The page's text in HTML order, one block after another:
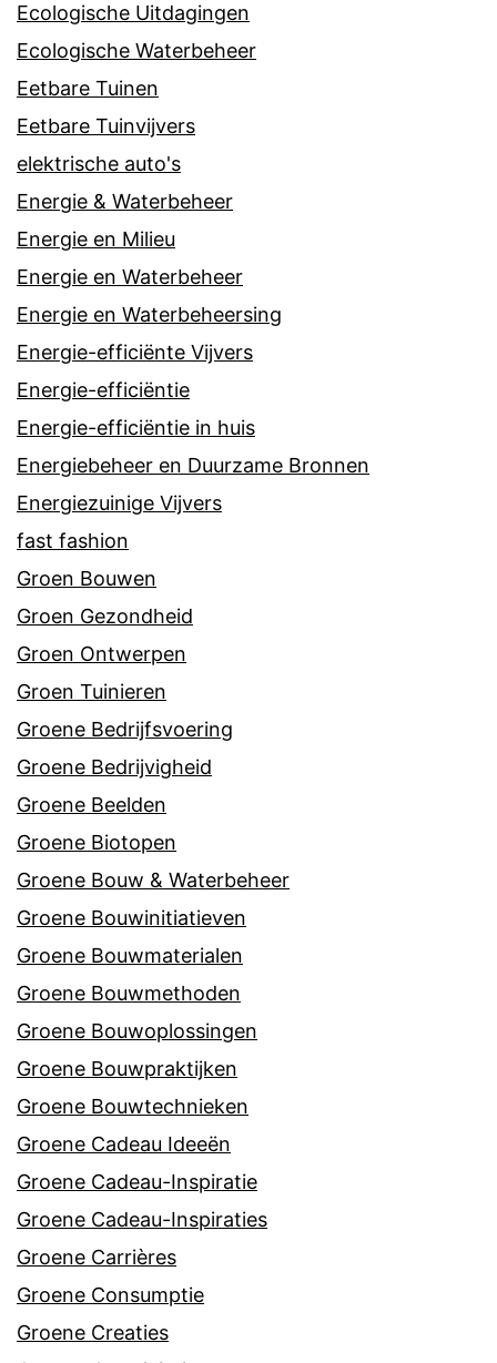
Ecologische Uitdagingen
Ecologische Waterbeheer
Eetbare Tuinen
Eetbare Tuinvijvers
elektrische auto's
Energie & Waterbeheer
Energie en Milieu
Energie en Waterbeheer
Energie en Waterbeheersing
Energie-efficiënte Vijvers
Energie-efficiëntie
Energie-efficiëntie in huis
Energiebeheer en Duurzame Bronnen
Energiezuinige Vijvers
fast fashion
Groen Bouwen
Groen Gezondheid
Groen Ontwerpen
Groen Tuinieren
Groene Bedrijfsvoering
Groene Bedrijvigheid
Groene Beelden
Groene Biotopen
Groene Bouw & Waterbeheer
Groene Bouwinitiatieven
Groene Bouwmaterialen
Groene Bouwmethoden
Groene Bouwoplossingen
Groene Bouwpraktijken
Groene Bouwtechnieken
Groene Cadeau Ideeën
Groene Cadeau-Inspiratie
Groene Cadeau-Inspiraties
Groene Carrières
Groene Consumptie
Groene Creaties